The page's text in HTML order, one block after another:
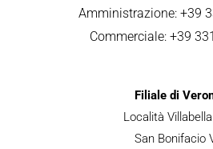
Amministrazione: +39
Commerciale: +39
Filiale di
Località
San Bonifacio